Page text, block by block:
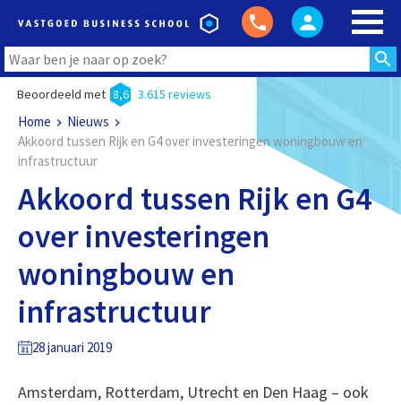
Beoordeeld met 8,6 3.615 reviews
Home
Nieuws
Akkoord tussen Rijk en G4 over investeringen woningbouw en
infrastructuur
Akkoord tussen Rijk en G4
over investeringen
woningbouw en
infrastructuur
28 januari 2019
Amsterdam, Rotterdam, Utrecht en Den Haag – ook